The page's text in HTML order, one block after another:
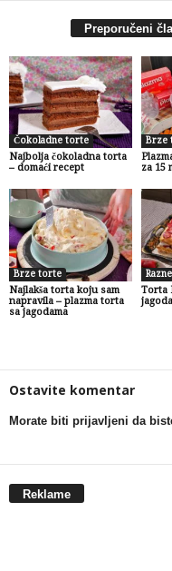
Preporučeni
Čokoladne torte
Najbolja čokoladna torta
– domaći recept
Brze
za 15
Brze torte
Najlakša torta koju sam
napravila – plazma torta
sa jagodama
Torta
Ostavite komentar
Morate biti prijavljeni da
Reklame